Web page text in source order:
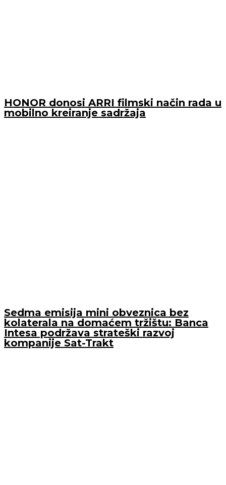
HONOR donosi ARRI filmski način rada u
mobilno kreiranje sadržaja
Sedma emisija mini obveznica bez
kolaterala na domaćem tržištu: Banca
Intesa podržava strateški razvoj
kompanije Sat-Trakt